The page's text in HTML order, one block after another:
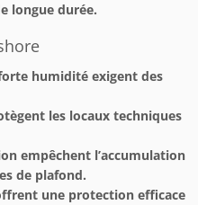
longue durée.
humidité exigent des
les locaux techniques
empêchent l’accumulation
de plafond.
une protection efficace